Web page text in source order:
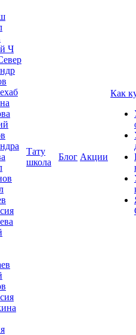
Ч
Тату
школа
Блог Акции
Как